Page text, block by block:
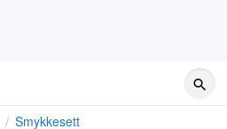
Smykkesett